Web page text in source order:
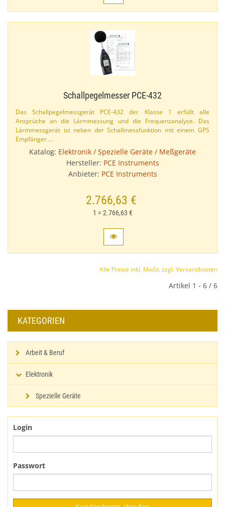
Schallpegelmesser PCE-​432
Das Schallpegelmessgerät PCE-​432 der Klasse 1 erfüllt alle
Ansprüche an die Lärmmessung und die Frequenzanalyse. Das
Lärmmessgerät ist neben der Schallmessfunktion mit einem GPS
Empfänger …
Katalog: Elektronik / Spezielle Geräte / Meßgeräte
Hersteller: PCE Instruments
Anbieter: PCE Instruments
2.766,63 €
1 = 2.766,63 €
Alle Preise inkl. MwSt. zzgl. Versandkosten
Artikel 1 - 6 / 6
KATEGORIEN
Arbeit & Beruf
Elektronik
Spezielle Geräte
Login
Passwort